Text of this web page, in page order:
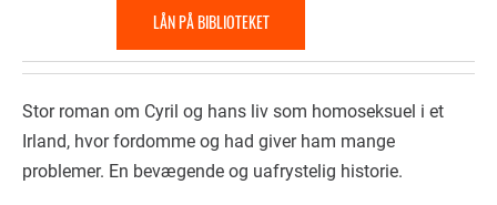
LÅN PÅ BIBLIOTEKET
Stor roman om Cyril og hans liv som homoseksuel i et
Irland, hvor fordomme og had giver ham mange
problemer. En bevægende og uafrystelig historie.